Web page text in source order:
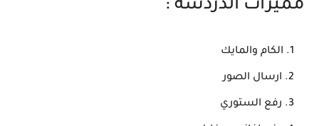
مميزات الدردشة :
الكام والمايك
ارسال الصور
رفع الستوري